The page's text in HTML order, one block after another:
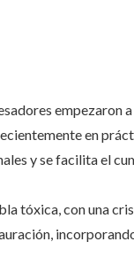
empezaron
en
y se facilita el
tóxica, con una